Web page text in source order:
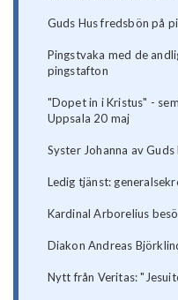
Guds Hus fredsbön på
Pingstvaka med de
pingstafton
"Dopet in i Kristus" -
Uppsala 20 maj
Syster Johanna av
Ledig tjänst:
Kardinal Arborelius
Diakon Andreas
Nytt från Veritas: